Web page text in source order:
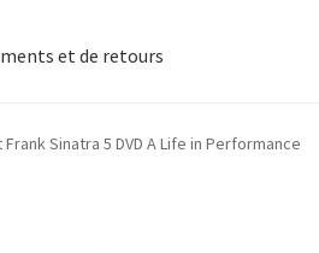
et de retours
Sinatra 5 DVD A Life in Performance